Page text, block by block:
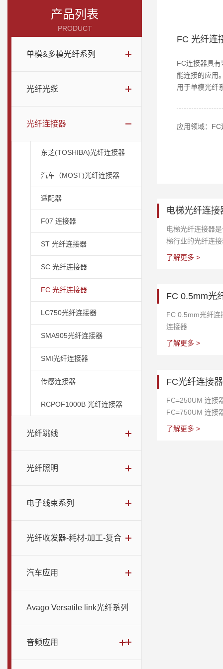
产品列表
PRODUCT
单模&多模光纤系列
光纤光缆
光纤连接器
东芝(TOSHIBA)光纤连接器
汽车（MOST)光纤连接器
适配器
F07 连接器
ST 光纤连接器
SC 光纤连接器
FC 光纤连接器
LC750光纤连接器
SMA905光纤连接器
SMI光纤连接器
传感连接器
RCPOF1000B 光纤连接器
光纤跳线
光纤照明
电子线束系列
光纤收发器-耗材-加工-复合
汽车应用
Avago Versatile link光纤系列
音频应用
FC 光纤连
FC连接器具
能连接的应用
用于单模光纤
电梯光纤连接
电梯光纤连接器
梯行业的光纤连
了解更多 >
FC 0.5mm光
FC 0.5mm光纤
连接器
了解更多 >
FC光纤连接
FC=250UM 连接
FC=750UM 连接
器 FC=1500UM
了解更多 >